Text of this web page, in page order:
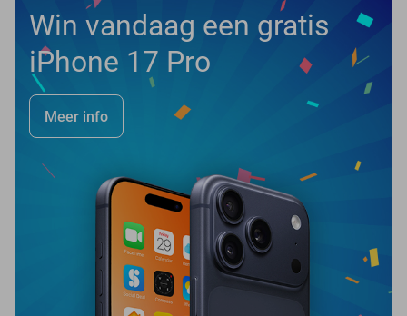
Win vandaag een gratis
iPhone 17 Pro
Meer info